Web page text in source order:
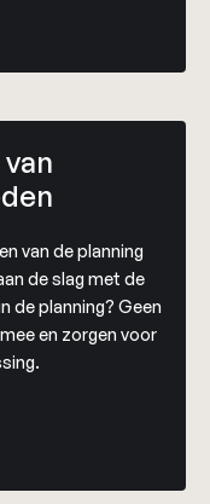
van de planning
de slag met de
de planning? Geen
en zorgen voor